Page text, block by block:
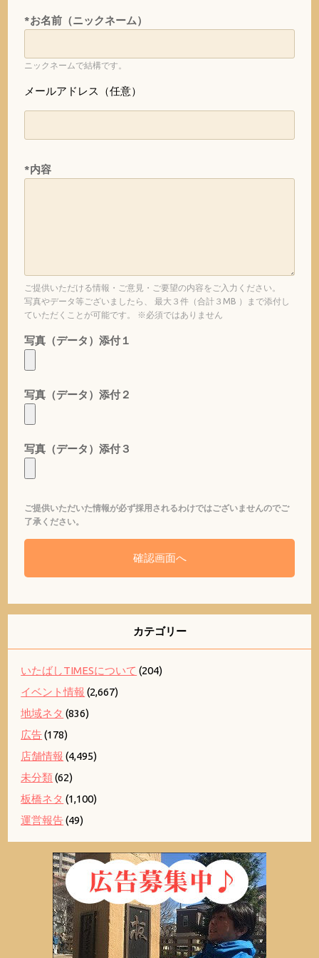
*お名前（ニックネーム）
ニックネームで結構です。
メールアドレス（任意）
*内容
ご提供いただける情報・ご意見・ご要望の内容をご入力ください。
写真やデータ等ございましたら、 最大３件（合計３MB ）まで添付し
ていただくことが可能です。 ※必須ではありません
写真（データ）添付１
写真（データ）添付２
写真（データ）添付３
ご提供いただいた情報が必ず採用されるわけではございませんのでご
了承ください。
カテゴリー
いたばしTIMESについて (204)
イベント情報 (2,667)
地域ネタ (836)
広告(178)
店舗情報 (4,495)
未分類(62)
板橋ネタ (1,100)
運営報告(49)